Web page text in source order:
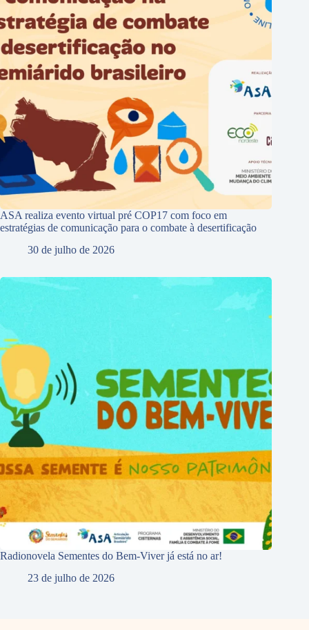
ASA realiza evento virtual pré COP17 com foco em
estratégias de comunicação para o combate à desertificação
30 de julho de 2026
Radionovela Sementes do Bem-Viver já está no ar!
23 de julho de 2026